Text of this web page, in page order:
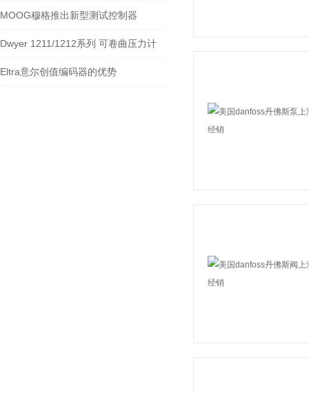
MOOG穆格推出新型测试控制器
Dwyer 1211/1212系列 可卷曲压力计
Eltra意尔创值编码器的优势